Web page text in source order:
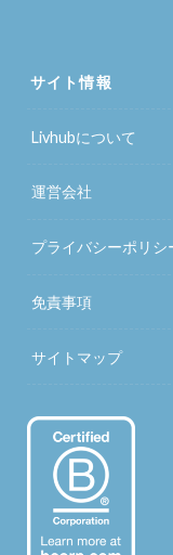
サイト情報
Livhubについて
運営会社
プライバシーポリシ
免責事項
サイトマップ